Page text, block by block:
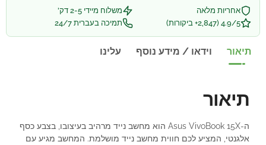
אחריות מלאה
משלוח מיידי 2-5 דק'
4.9/5 (2,847+ ביקורות)
תמיכה בעברית 24/7
תיאור וידאו / מידע נוסף עלינו
תיאור
ה-Asus VivoBook 15X הוא מחשב נייד מרהיב בעיצובו, בצבע כסף
אלגנטי, המציע לכם חווית מחשב נייד מושלמת. המחשב מגיע עם